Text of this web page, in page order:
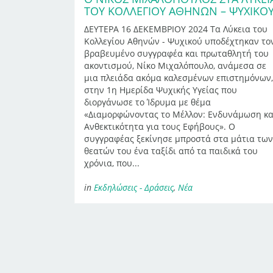
ΤΟΥ ΚΟΛΛΕΓΊΟΥ ΑΘΗΝΏΝ –
ΔΕΥΤΕΡΑ 16 ΔΕΚΕΜΒΡΙΟΥ 2024 Τα Λύκεια του
Κολλεγίου Αθηνών - Ψυχικού υποδέχτηκαν
βραβευμένο συγγραφέα και πρωταθλητή του
ακοντισμού, Νίκο Μιχαλόπουλο, ανάμεσα σε
μια πλειάδα ακόμα καλεσμένων επιστημόνων,
στην 1η Ημερίδα Ψυχικής Υγείας που
διοργάνωσε το Ίδρυμα με θέμα
«Διαμορφώνοντας το Μέλλον: Ενδυνάμωση
Ανθεκτικότητα για τους Εφήβους». Ο
συγγραφέας ξεκίνησε μπροστά στα μάτια των
θεατών του ένα ταξίδι από τα παιδικά του
χρόνια, που...
in Εκδηλώσεις - Δράσεις, Νέα